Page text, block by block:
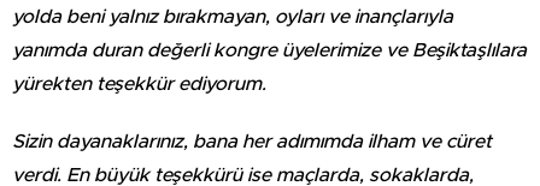
yolda beni yalnız bırakmayan, oyları ve inançlarıyla
yanımda duran değerli kongre üyelerimize ve Beşiktaşlılara
yürekten teşekkür ediyorum.
Sizin dayanaklarınız, bana her adımımda ilham ve cüret
verdi. En büyük teşekkürü ise maçlarda, sokaklarda,